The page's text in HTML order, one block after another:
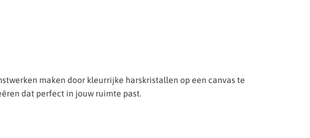
maken door kleurrijke harskristallen op een canvas te
dat perfect in jouw ruimte past.